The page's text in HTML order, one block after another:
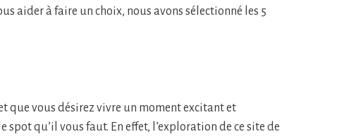
aider à faire un choix, nous avons sélectionné les 5
que vous désirez vivre un moment excitant et
spot qu’il vous faut. En effet, l’exploration de ce site de